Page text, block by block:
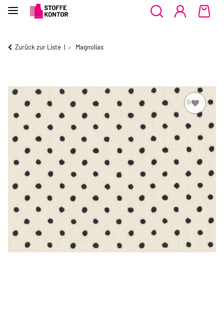
Zurück zur Liste Magnolias